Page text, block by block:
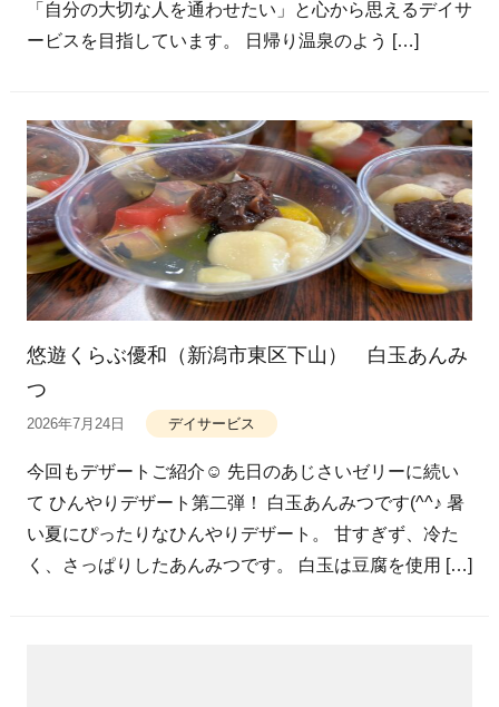
「自分の大切な人を通わせたい」と心から思えるデイサ
ービスを目指しています。 日帰り温泉のよう […]
悠遊くらぶ優和（新潟市東区下山） 白玉あんみ
つ
2026年7月24日 デイサービス
今回もデザートご紹介☺ 先日のあじさいゼリーに続い
て ひんやりデザート第二弾！ 白玉あんみつです(^^♪ 暑
い夏にぴったりなひんやりデザート。 甘すぎず、冷た
く、さっぱりしたあんみつです。 白玉は豆腐を使用 […]